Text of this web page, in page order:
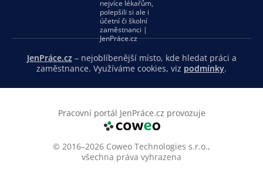
JenPráce.cz– nejoblíbenější místo, kde hledat práci a
zaměstnance. Využíváme cookies, viz podmínky.
Pracovní portál JenPráce.cz provozuje
© 2016–2026 Coweo Technologies s.r.o.,
všechna práva vyhrazena